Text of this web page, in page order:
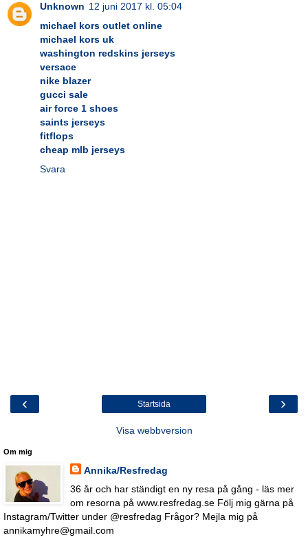
Unknown 12 juni 2017 kl. 05:04
michael kors outlet online
michael kors uk
washington redskins jerseys
versace
nike blazer
gucci sale
air force 1 shoes
saints jerseys
fitflops
cheap mlb jerseys
Svara
‹ ›
Startsida
Visa webbversion
Om mig
Annika/Resfredag
36 år och har ständigt en ny resa på gång - läs mer
om resorna på www.resfredag.se Följ mig gärna på
Instagram/Twitter under @resfredag Frågor? Mejla mig på
annikamyhre@gmail.com